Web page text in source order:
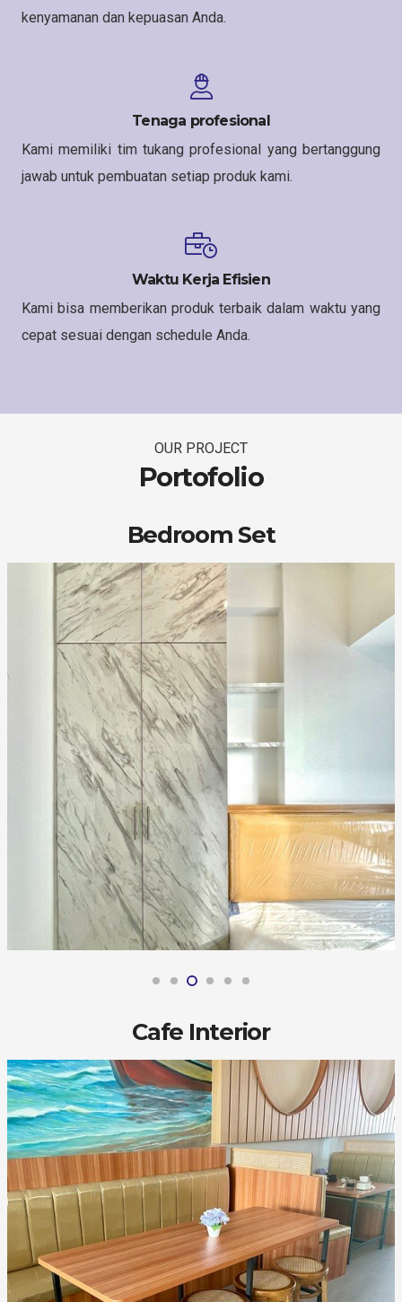
kenyamanan dan kepuasan Anda.
Tenaga profesional
Kami memiliki tim tukang profesional yang bertanggung
jawab untuk pembuatan setiap produk kami.
Waktu Kerja Efisien
Kami bisa memberikan produk terbaik dalam waktu yang
cepat sesuai dengan schedule Anda.
OUR PROJECT
Portofolio
Bedroom Set
Cafe Interior